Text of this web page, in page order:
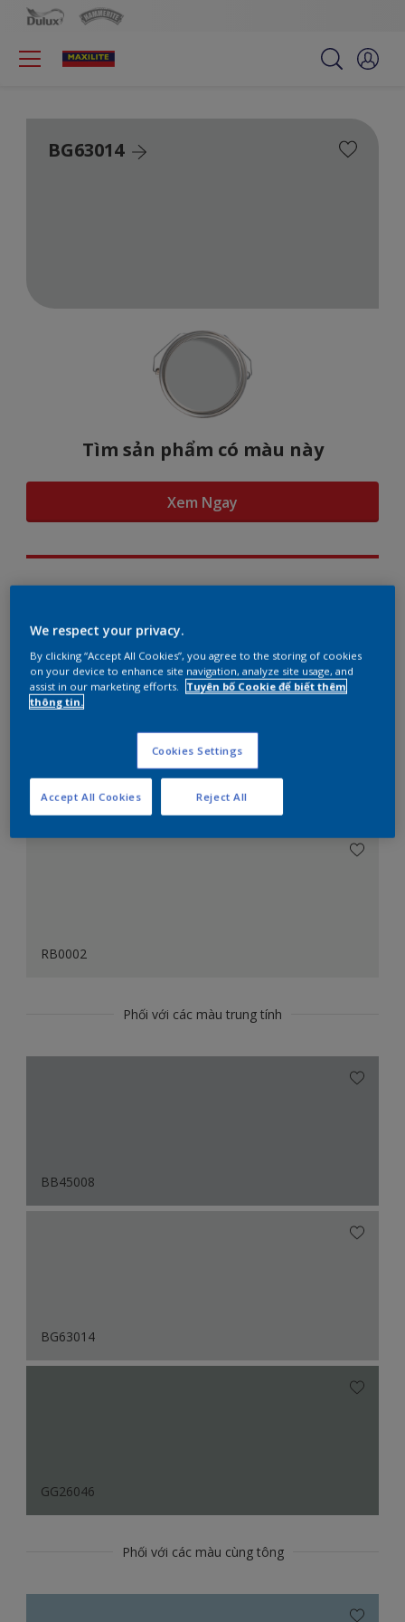
BG63014
Tìm sản phẩm có màu này
Xem Ngay
RB0002
Phối với các màu trung tính
BB45008
BG63014
GG26046
Phối với các màu cùng tông
We respect your privacy.
By clicking “Accept All Cookies”, you agree to the storing of cookies
on your device to enhance site navigation, analyze site usage, and
assist in our marketing efforts.
Tuyên bố Cookie để biết thêm
thông tin.
Cookies Settings
Reject All
Accept All Cookies